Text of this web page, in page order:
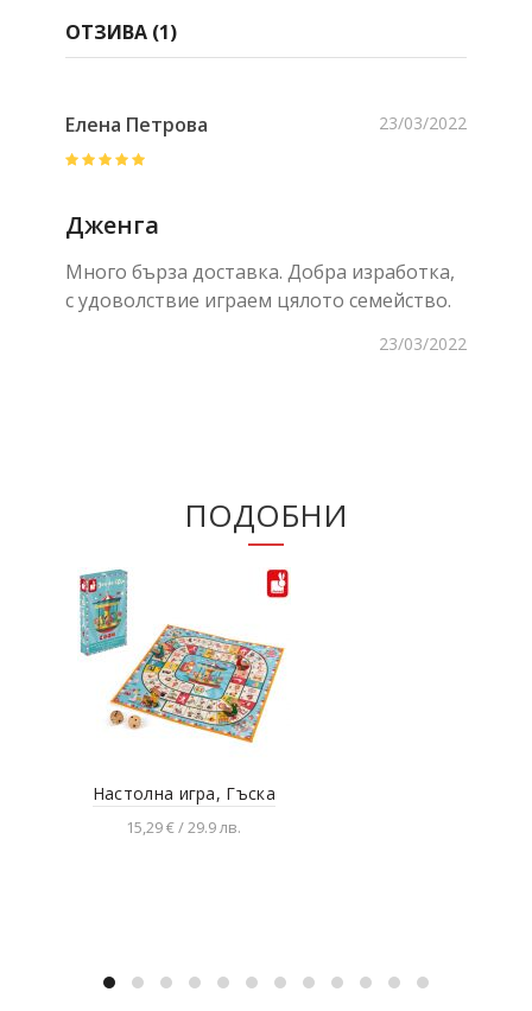
ОТЗИВА (1)
23/03/2022
Елена Петрова
Дженга
Много бърза доставка. Добра изработка,
с удоволствие играем цялото семейство.
23/03/2022
ПОДОБНИ
Настолна игра, Гъска
15,29 € / 29.9 лв.